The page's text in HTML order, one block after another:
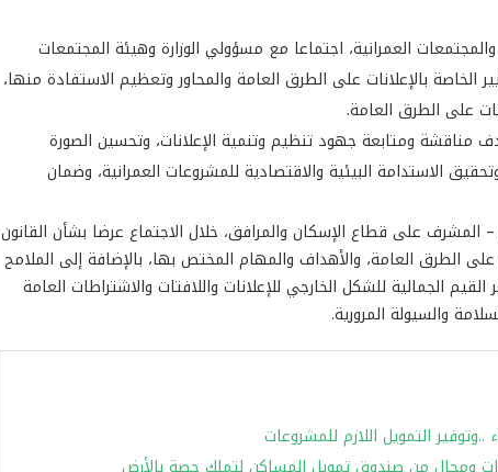
العمرانية، اجتماعا مع مسؤولي الوزارة وهيئة المجتمعات
الخاصة بالإعلانات على الطرق العامة والمحاور وتعظيم الاستفادة منها،
ومتابعة جهود تنظيم وتنمية الإعلانات، وتحسين الصورة
الاستدامة البيئية والاقتصادية للمشروعات العمرانية، وضمان
على قطاع الإسكان والمرافق، خلال الاجتماع عرضا بشأن القانون
الطرق العامة، والأهداف والمهام المختص بها، بالإضافة إلى الملامح
الجمالية للشكل الخارجي للإعلانات واللافتات والاشتراطات العامة
والسيولة المرورية.
التمويل اللازم للمشروعات